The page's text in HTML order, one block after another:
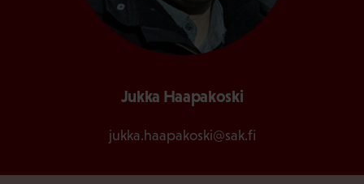
Jukka Haapakoski
jukka.haapakoski@sak.fi